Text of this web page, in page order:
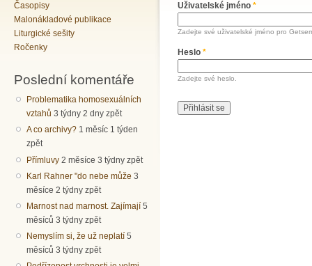
Časopisy
Malonákladové publikace
Liturgické sešity
Ročenky
Poslední komentáře
Problematika homosexuálních
vztahů 3 týdny 2 dny zpět
A co archivy? 1 měsíc 1 týden
zpět
Přímluvy 2 měsíce 3 týdny zpět
Karl Rahner "do nebe může 3
měsíce 2 týdny zpět
Marnost nad marnost. Zajímají 5
měsíců 3 týdny zpět
Nemyslím si, že už neplatí 5
měsíců 3 týdny zpět
Uživatelské jméno *
Zadejte své uživatelské jméno pro
Heslo *
Zadejte své heslo.